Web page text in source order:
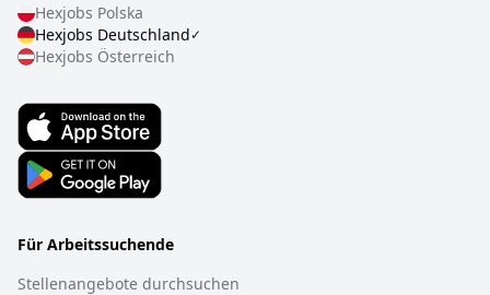
Hexjobs Polska
Hexjobs Deutschland✓
Hexjobs Österreich
Für Arbeitssuchende
Stellenangebote durchsuchen